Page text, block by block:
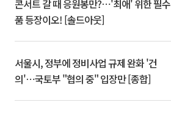
콘서트 갈 때 응원봉만?⋯'최애' 위한 필수
품 등장이오! [솔드아웃]
서울시, 정부에 정비사업 규제 완화 '건
의'⋯국토부 "협의 중" 입장만 [종합]